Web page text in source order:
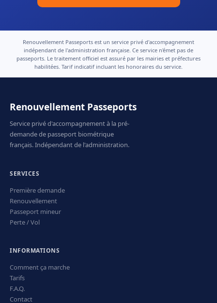
Renouvellement Passeports est un service privé d'accompagnement
indépendant de l'administration française. Ce service n'émet pas de
passeports. Le traitement officiel est assuré par les mairies et préfectures
habilitées. Tarif indicatif incluant les honoraires du service.
Renouvellement Passeports
Service privé d'accompagnement à la pré-
demande de passeport biométrique
français. Indépendant de l'administration.
SERVICES
Première demande
Renouvellement
Passeport mineur
Perte / Vol
INFORMATIONS
Comment ça marche
Tarifs
F.A.Q.
Contact